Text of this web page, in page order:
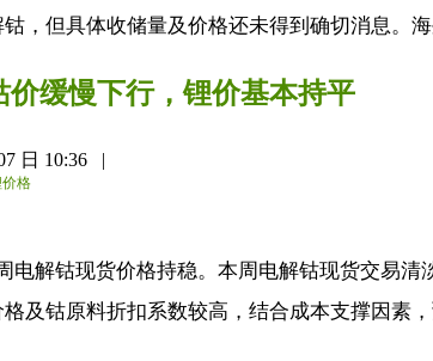
，但具体收储量及价格还未得到确切消息。
缓慢下行，锂价基本持平
日 10:36 |
格
电解钴现货价格持稳。本周电解钴现货交易
及钴原料折扣系数较高，结合成本支撑因素